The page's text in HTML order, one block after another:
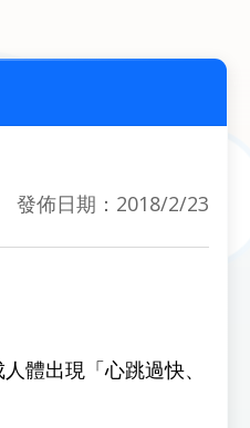
發佈日期：2018/2/23
體出現「心跳過快、